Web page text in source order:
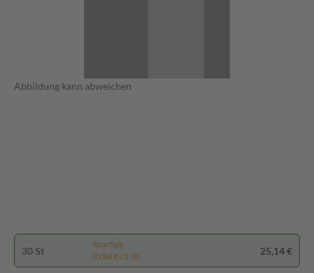
Abbildung kann abweichen
30 St
Spartipp
(0,84 € / 1 St)
25,14 €